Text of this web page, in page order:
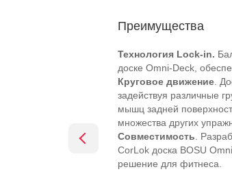
Преимущества
Технология Lock-in.
доске Omni-Deck,
Круговое движение .
задействуя различные
мышц задней
множества других
Совместимость .
CorLok доска BOSU
решение для фитнеса.